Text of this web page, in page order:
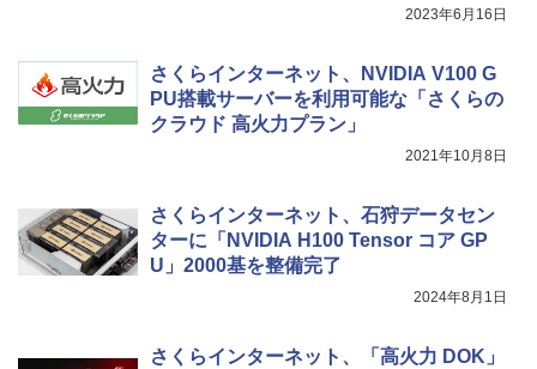
2023年6月16日
さくらインターネット、NVIDIA V100 G
PU搭載サーバーを利用可能な「さくらの
クラウド 高火力プラン」
2021年10月8日
さくらインターネット、石狩データセン
ターに「NVIDIA H100 Tensor コア GP
U」2000基を整備完了
2024年8月1日
さくらインターネット、「高火力 DOK」